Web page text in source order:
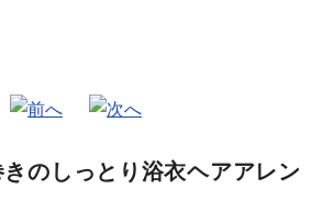
のしっとり浴衣ヘアアレン